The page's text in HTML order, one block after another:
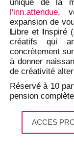
unique de la
l'inn.attendue,
expansion de
Libre et Inspiré
créatifs qui
concrètement
à donner
de créativité
Réservé à 10
pension complète
ACCES